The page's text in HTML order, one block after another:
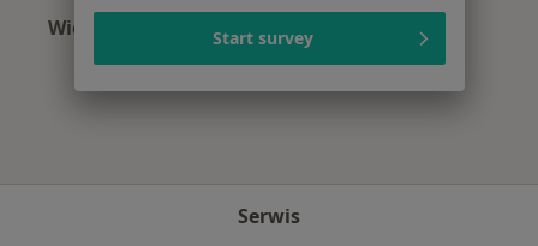
Więcej (11)
Więcej w kategorii: Najpopularniejsze
Serwis
Start survey